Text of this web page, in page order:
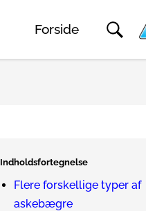
Forside
Indholdsfortegnelse
Flere forskellige typer af
askebægre